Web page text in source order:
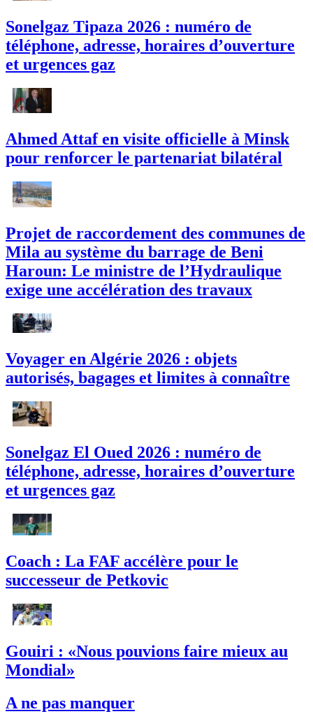
Sonelgaz Tipaza 2026 : numéro de
téléphone, adresse, horaires d’ouverture
et urgences gaz
Ahmed Attaf en visite officielle à Minsk
pour renforcer le partenariat bilatéral
Projet de raccordement des communes de
Mila au système du barrage de Beni
Haroun: Le ministre de l’Hydraulique
exige une accélération des travaux
Voyager en Algérie 2026 : objets
autorisés, bagages et limites à connaître
Sonelgaz El Oued 2026 : numéro de
téléphone, adresse, horaires d’ouverture
et urgences gaz
Coach : La FAF accélère pour le
successeur de Petkovic
Gouiri : «Nous pouvions faire mieux au
Mondial»
A ne pas manquer